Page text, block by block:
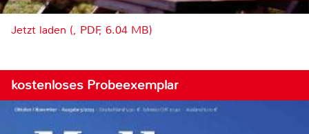
Jetzt laden (, PDF, 6.04 MB)
kostenloses Probeexemplar